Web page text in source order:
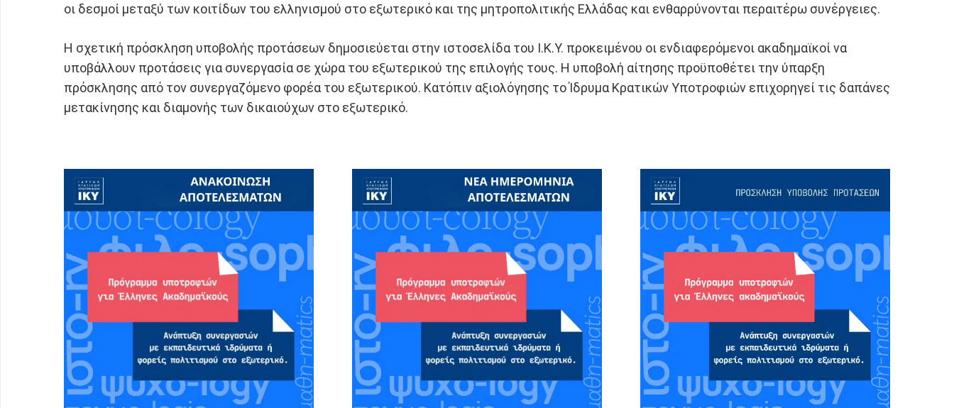
οι δεσμοί μεταξύ των κοιτίδων του ελληνισμού στο εξωτερικό και της μητροπολιτικής Ελλάδας και ενθαρρύνονται περαιτέρω συνέργειες.
Η σχετική πρόσκληση υποβολής προτάσεων δημοσιεύεται στην ιστοσελίδα του Ι.Κ.Υ. προκειμένου οι ενδιαφερόμενοι ακαδημαϊκοί να
υποβάλλουν προτάσεις για συνεργασία σε χώρα του εξωτερικού της επιλογής τους. Η υποβολή αίτησης προϋποθέτει την ύπαρξη
πρόσκλησης από τον συνεργαζόμενο φορέα του εξωτερικού. Κατόπιν αξιολόγησης το Ίδρυμα Κρατικών Υποτροφιών επιχορηγεί τις δαπάνες
μετακίνησης και διαμονής των δικαιούχων στο εξωτερικό.